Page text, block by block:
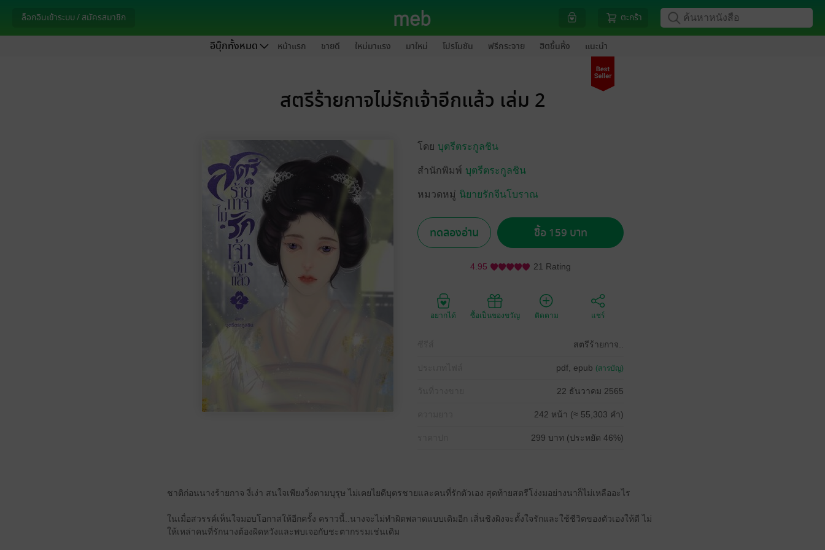
ล็อกอินเข้าระบบ / สมัครสมาชิก ตะกร้า
อีบุ๊กทั้งหมด หน้าแรก ขายดี ใหม่มาแรง มาใหม่ โปรโมชัน ฟรีกระจาย ฮิตขึ้นหิ้ง แนะนำ
สตรีร้ายกาจไม่รักเจ้าอีกแล้ว เล่ม 2
โดย บุตรีตระกูลชิน
สำนักพิมพ์ บุตรีตระกูลชิน
หมวดหมู่ นิยายรักจีนโบราณ
ทดลองอ่าน ซื้อ 159 บาท
4.95 21 Rating
อยากได้ ซื้อเป็นของขวัญ ติดตาม แชร์
สตรีร้ายกาจ..
pdf, epub (สารบัญ)
22 ธันวาคม 2565
242 หน้า (≈ 55,303 คำ)
299 บาท (ประหยัด 46%)
ชาติก่อนนางร้ายกาจ งี่เง่า สนใจเพียงวิ่งตามบุรุษ ไม่เคยไยดีบุตรชายและคนที่รักตัวเอง สุดท้ายสตรีโง่งมอย่างนาก็ไม่เหลืออะไร
ในเมื่อสวรรค์เห็นใจมอบโอกาสให้อีกครั้ง คราวนี้..นางจะไม่ทำผิดพลาดแบบเดิมอีก เสิ่นชิงผิงจะตั้งใจรักและใช้ชีวิตของตัวเองให้ดี ไม่
ให้เหล่าคนที่รักนางต้องผิดหวังและพบเจอกับชะตากรรมเช่นเดิม